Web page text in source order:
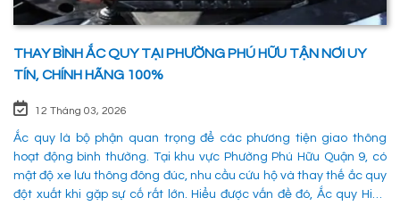
THAY BÌNH ẮC QUY TẠI PHƯỜNG PHÚ HỮU TẬN NƠI UY
TÍN, CHÍNH HÃNG 100%
12 Tháng 03, 2026
Ắc quy là bộ phận quan trọng để các phương tiện giao thông
hoạt động bình thường. Tại khu vực Phường Phú Hữu Quận 9, có
mật độ xe lưu thông đông đúc, nhu cầu cứu hộ và thay thế ắc quy
đột xuất khi gặp sự cố rất lớn. Hiểu được vấn đề đó, Ắc quy Hiếu